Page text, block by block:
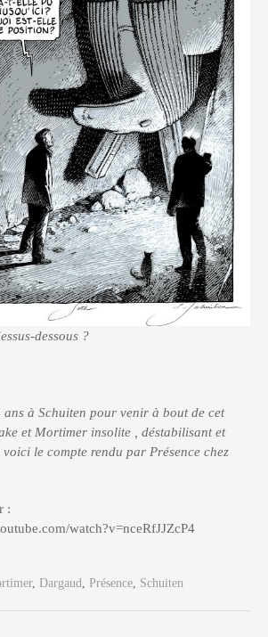
dessous ?
à Schuiten pour venir à bout de cet
et Mortimer insolite , déstabilisant et
le compte rendu par Présence chez
:
watch?v=nceRfJJZcP4
, Dargaud, Présence, Schuiten